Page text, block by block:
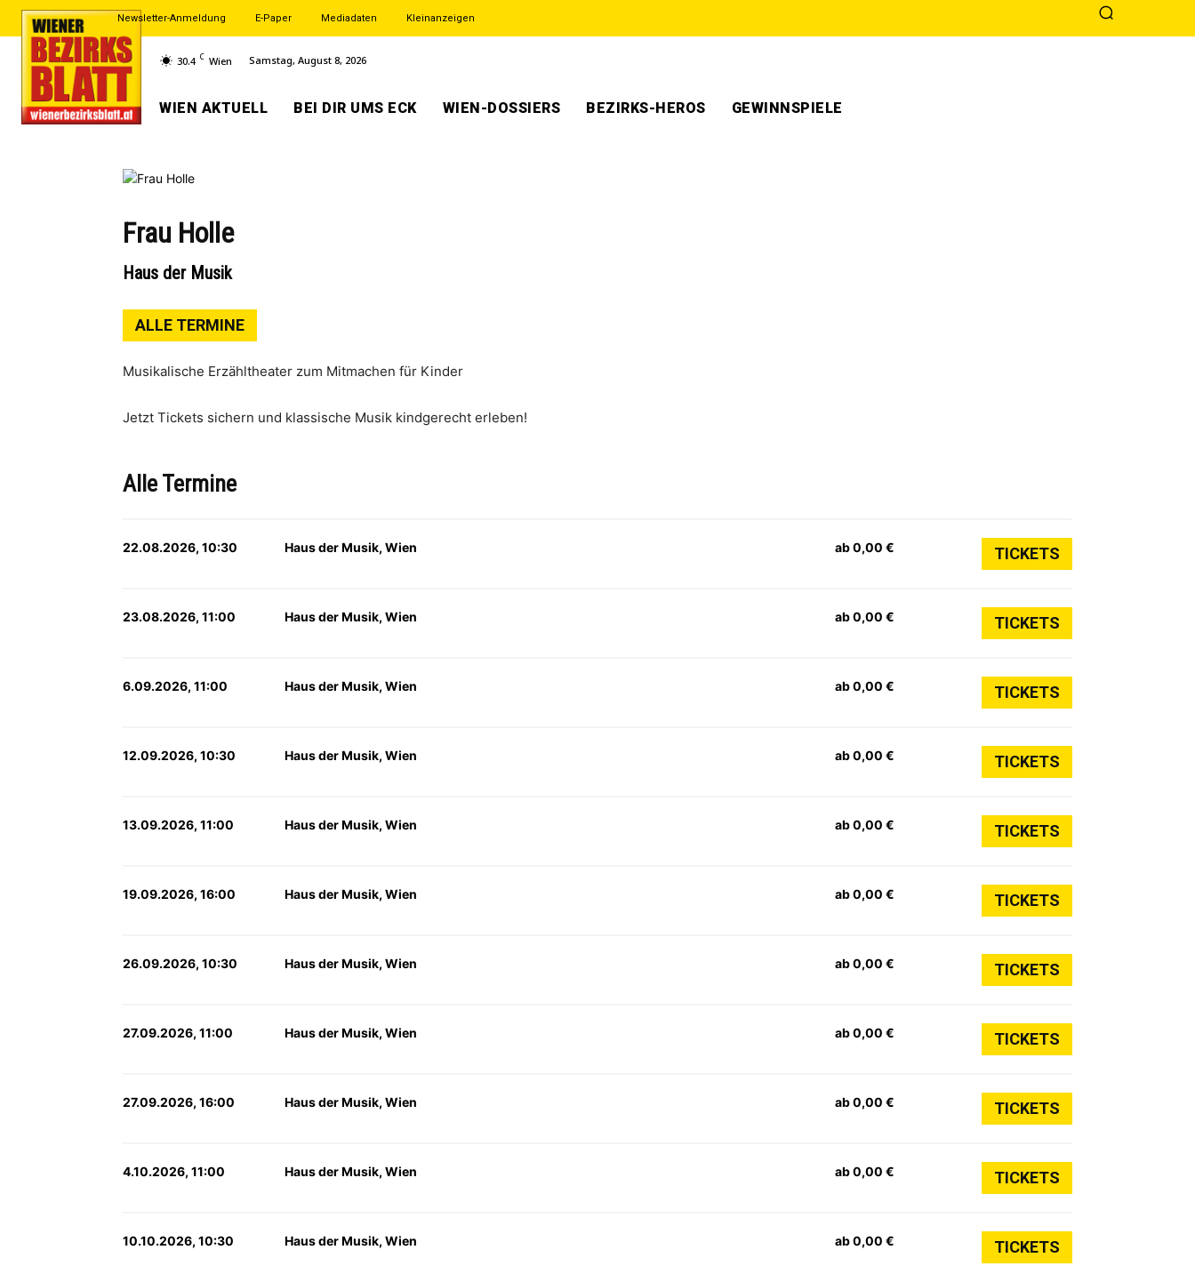
Newsletter-Anmeldung E-Paper Mediadaten Kleinanzeigen
30.4 C Wien Samstag, August 8, 2026
WIEN AKTUELL BEI DIR UMS ECK WIEN-DOSSIERS BEZIRKS-HEROS GEWINNSPIELE
Frau Holle
Haus der Musik
ALLE TERMINE
Musikalische Erzähltheater zum Mitmachen für Kinder
Jetzt Tickets sichern und klassische Musik kindgerecht erleben!
Alle Termine
22.08.2026, 10:30 Haus der Musik, Wien ab 0,00 € TICKETS
23.08.2026, 11:00 Haus der Musik, Wien ab 0,00 € TICKETS
6.09.2026, 11:00 Haus der Musik, Wien ab 0,00 € TICKETS
12.09.2026, 10:30 Haus der Musik, Wien ab 0,00 € TICKETS
13.09.2026, 11:00 Haus der Musik, Wien ab 0,00 € TICKETS
19.09.2026, 16:00 Haus der Musik, Wien ab 0,00 € TICKETS
26.09.2026, 10:30 Haus der Musik, Wien ab 0,00 € TICKETS
27.09.2026, 11:00 Haus der Musik, Wien ab 0,00 € TICKETS
27.09.2026, 16:00 Haus der Musik, Wien ab 0,00 € TICKETS
4.10.2026, 11:00 Haus der Musik, Wien ab 0,00 € TICKETS
10.10.2026, 10:30 Haus der Musik, Wien ab 0,00 € TICKETS